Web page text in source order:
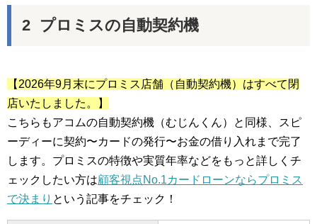
プロミスの自動契約機
【2026年9月末にプロミス店舗（自動契約機）はすべて閉
店いたしました。】
こちらもアコムの自動契約機（むじんくん）と同様、スピ
ーディーに契約〜カードの発行〜お金の借り入れまで完了
します。プロミスの特徴や実質年率などをもっと詳しくチ
ェックしたい方は顧客視点No.1カードローンならプロミス
で決まり という記事をチェック！